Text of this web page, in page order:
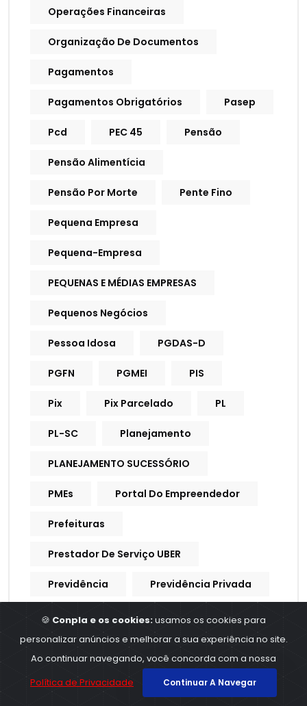
Operações Financeiras
Organização De Documentos
Pagamentos
Pagamentos Obrigatórios Pasep
Pcd PEC 45 Pensão
Pensão Alimentícia
Pensão Por Morte Pente Fino
Pequena Empresa
Pequena-Empresa
PEQUENAS E MÉDIAS EMPRESAS
Pequenos Negócios
Pessoa Idosa PGDAS-D
PGFN PGMEI PIS
Pix Pix Parcelado PL
PL-SC Planejamento
PLANEJAMENTO SUCESSÓRIO
PMEs Portal Do Empreendedor
Prefeituras
Prestador De Serviço UBER
Previdência Previdência Privada
Previdência Social Previdencia
Previdencia Social
Processo Trabalhista
🍪 Conpla e os cookies:usamos os cookies para
personalizar anúncios e melhorar a sua experiência no site.
Ao continuar navegando, você concorda com a nossa
Política de Privacidade
Continuar A Navegar